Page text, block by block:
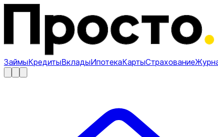
ЗаймыКредитыВкладыИпотекаКартыСтрахование